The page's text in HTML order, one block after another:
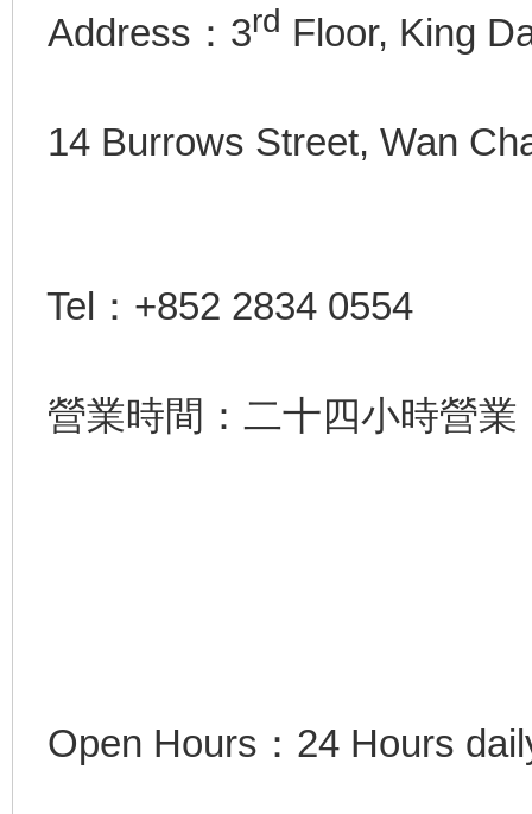
Address：3rd Floor, King
14 Burrows Street, Wan
Tel：+852 2834 0554
營業時間：二十四小時營業
Open Hours：24 Hours